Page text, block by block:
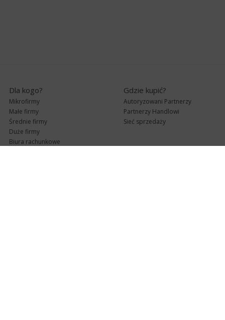
Dla kogo?
Mikrofirmy
Małe firmy
Średnie firmy
Duże firmy
Biura rachunkowe
Gdzie kupić?
Autoryzowani Partnerzy
Partnerzy Handlowi
Sieć sprzedaży